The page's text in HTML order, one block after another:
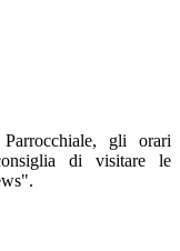
gli orari
di visitare le